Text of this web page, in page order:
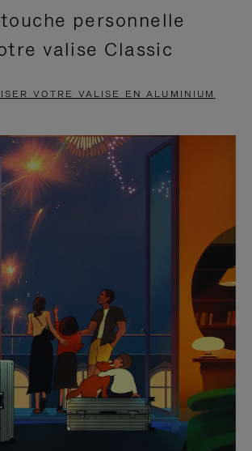
personnelle
valise Classic
VOTRE VALISE EN ALUMINIUM